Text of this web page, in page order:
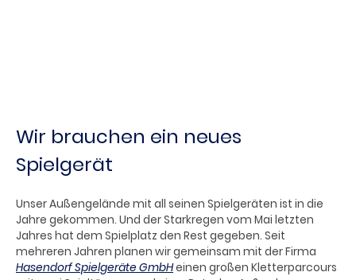
Wir brauchen ein neues
Spielgerät
Unser Außengelände mit all seinen Spielgeräten ist in die
Jahre gekommen. Und der Starkregen vom Mai letzten
Jahres hat dem Spielplatz den Rest gegeben. Seit
mehreren Jahren planen wir gemeinsam mit der Firma
Hasendorf Spielgeräte GmbHeinen großen Kletterparcours